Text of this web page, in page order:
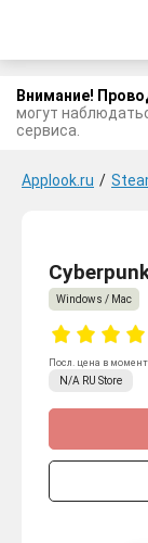
Внимание!
могут
сервиса.
Applook.ru /
Windows / Mac
Посл. цена в
N/A RU Store